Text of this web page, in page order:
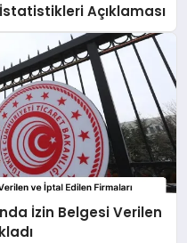
Açıklaması
İzin Belgesi Verilen